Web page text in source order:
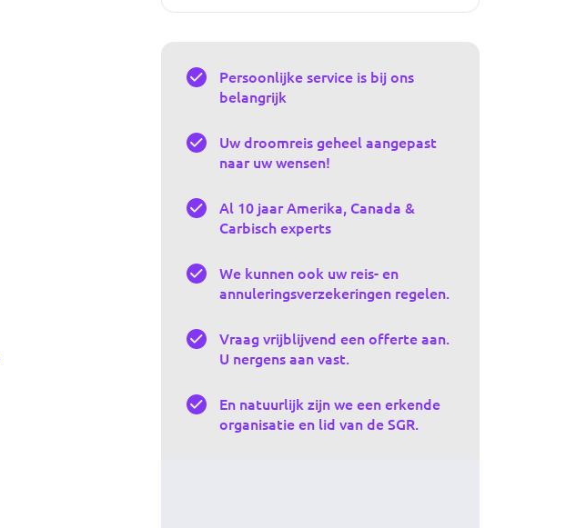
Persoonlijke service is bij ons
belangrijk
Uw droomreis geheel aangepast
naar uw wensen!
Al 10 jaar Amerika, Canada &
Carbisch experts
We kunnen ook uw reis- en
annuleringsverzekeringen regelen.
Vraag vrijblijvend een offerte aan.
U nergens aan vast.
En natuurlijk zijn we een erkende
organisatie en lid van de SGR.